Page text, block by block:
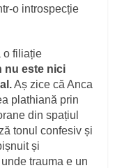
o introspecție
o filiație
nu este nici
Aș zice că Anca
plathiană prin
din spațiul
tonul confesiv și
și
trauma e un